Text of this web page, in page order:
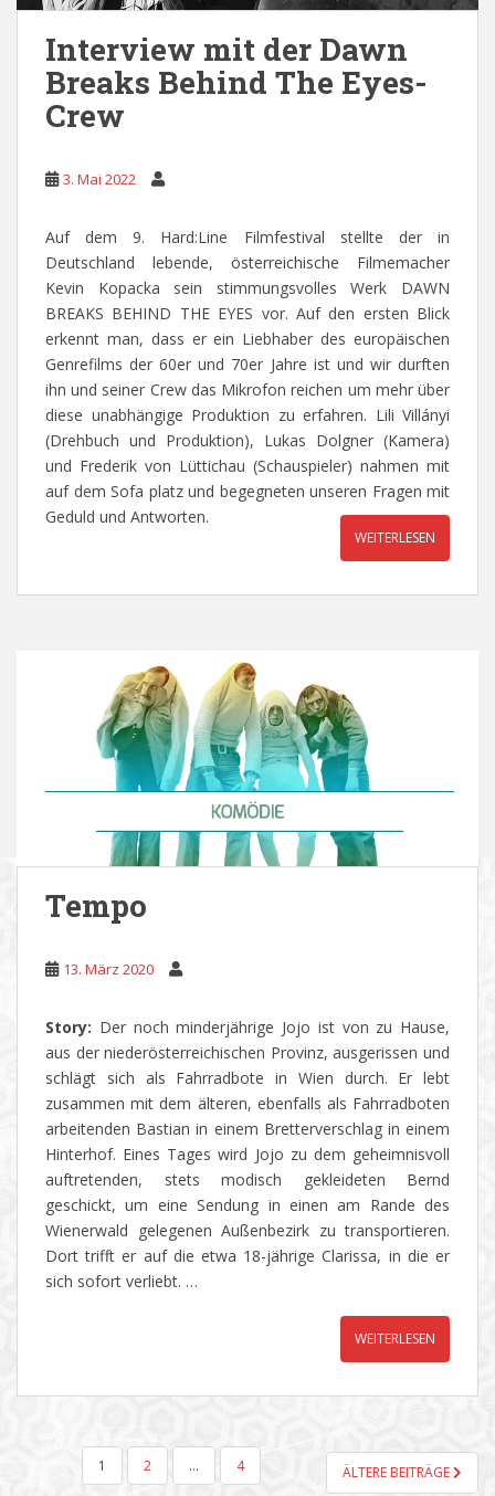
Interview mit der Dawn
Breaks Behind The Eyes-
Crew
3. Mai 2022
Auf dem 9. Hard:Line Filmfestival stellte der in
Deutschland lebende, österreichische Filmemacher
Kevin Kopacka sein stimmungsvolles Werk DAWN
BREAKS BEHIND THE EYES vor. Auf den ersten Blick
erkennt man, dass er ein Liebhaber des europäischen
Genrefilms der 60er und 70er Jahre ist und wir durften
ihn und seiner Crew das Mikrofon reichen um mehr über
diese unabhängige Produktion zu erfahren. Lili Villányi
(Drehbuch und Produktion), Lukas Dolgner (Kamera)
und Frederik von Lüttichau (Schauspieler) nahmen mit
auf dem Sofa platz und begegneten unseren Fragen mit
Geduld und Antworten.
WEITERLESEN
Tempo
13. März 2020
Story: Der noch minderjährige Jojo ist von zu Hause,
aus der niederösterreichischen Provinz, ausgerissen und
schlägt sich als Fahrradbote in Wien durch. Er lebt
zusammen mit dem älteren, ebenfalls als Fahrradboten
arbeitenden Bastian in einem Bretterverschlag in einem
Hinterhof. Eines Tages wird Jojo zu dem geheimnisvoll
auftretenden, stets modisch gekleideten Bernd
geschickt, um eine Sendung in einen am Rande des
Wienerwald gelegenen Außenbezirk zu transportieren.
Dort trifft er auf die etwa 18-jährige Clarissa, in die er
sich sofort verliebt. …
WEITERLESEN
SEITENNUMMERIERUNG
1 2 … 4 ÄLTERE BEITRÄGE